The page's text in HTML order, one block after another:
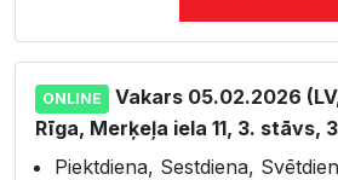
ONLINE
Vakars 05.02.2026
Rīga, Merķeļa iela 11, 3. stāvs,
Piektdiena, Sestdiena,